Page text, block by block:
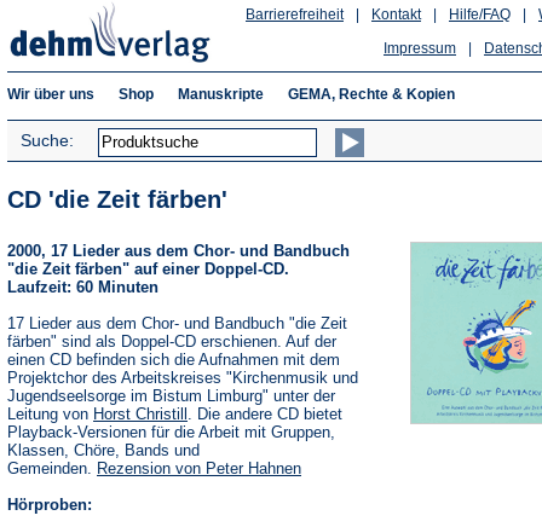
Hilfe/FAQ
Kontakt
Barrierefreiheit
Impressum
Wir über uns Shop Manuskripte GEMA, Rechte & Kopien
Suche:
CD 'die Zeit färben'
2000, 17 Lieder aus dem Chor- und Bandbuch
"die Zeit färben" auf einer Doppel-CD.
Laufzeit: 60 Minuten
17 Lieder aus dem Chor- und Bandbuch "die Zeit
färben" sind als Doppel-CD erschienen. Auf der
einen CD befinden sich die Aufnahmen mit dem
Projektchor des Arbeitskreises "Kirchenmusik und
Jugendseelsorge im Bistum Limburg" unter der
Leitung von Horst Christill . Die andere CD bietet
Playback-Versionen für die Arbeit mit Gruppen,
Klassen, Chöre, Bands und
Gemeinden. Rezension von Peter Hahnen
Hörproben: